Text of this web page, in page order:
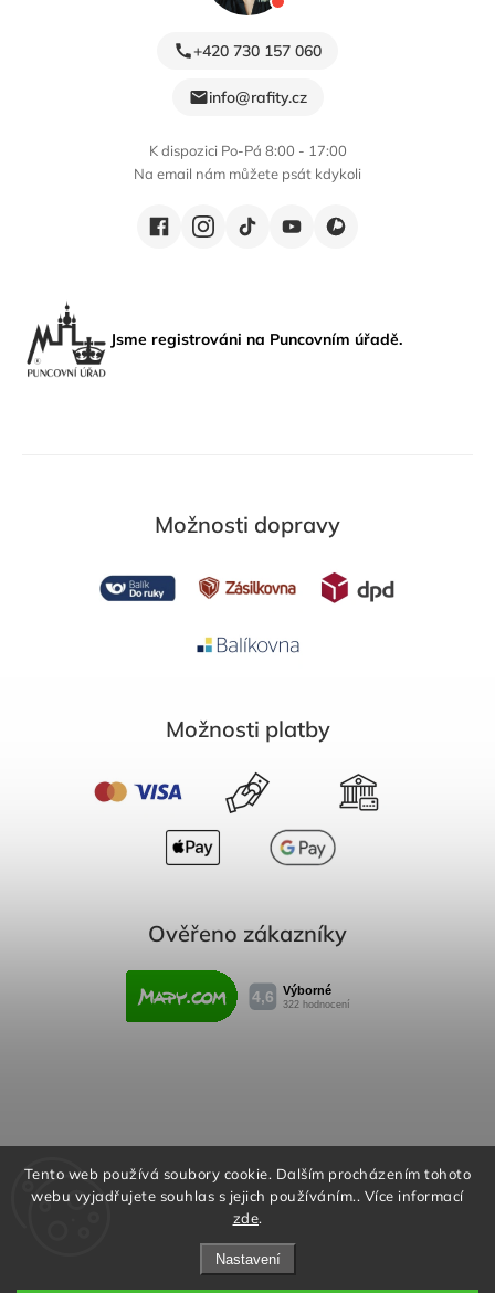
Tento web používá soubory cookie. Dalším procházením tohoto
webu vyjadřujete souhlas s jejich používáním.. Více informací
zde.
Nastavení
+420 730 157 060
info@rafity.cz
K dispozici Po-Pá 8:00 - 17:00
Na email nám můžete psát kdykoli
Jsme registrováni na Puncovním úřadě.
Možnosti dopravy
Možnosti platby
Ověřeno zákazníky
Obchodní podmínky
Reklamační řád
Podmínky ochrany osobních údajů